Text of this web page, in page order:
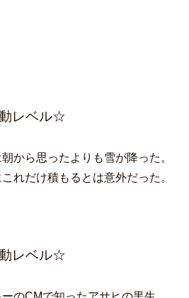
レベル☆
から思ったよりも雪が降った。
れだけ積もるとは意外だった。
レベル☆